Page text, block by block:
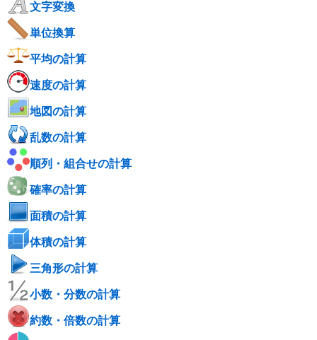
文字変換
単位換算
平均の計算
速度の計算
地図の計算
乱数の計算
順列・組合せの計算
確率の計算
面積の計算
体積の計算
三角形の計算
小数・分数の計算
約数・倍数の計算